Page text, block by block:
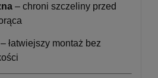
– chroni szczeliny przed
– łatwiejszy montaż bez